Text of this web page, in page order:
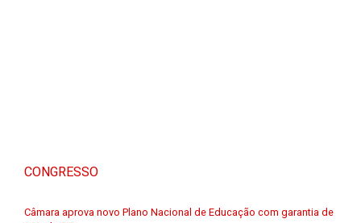
CONGRESSO
Câmara aprova novo Plano Nacional de Educação com garantia de